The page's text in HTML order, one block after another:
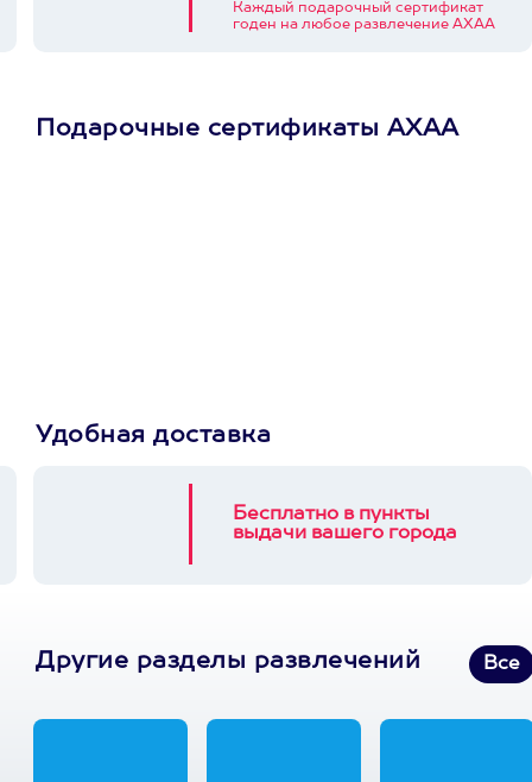
Каждый подарочный сертификат
годен на любое развлечение АХАА
Подарочные сертификаты АХАА
Удобная доставка
Бесплатно в пункты
выдачи вашего города
Другие разделы развлечений Все